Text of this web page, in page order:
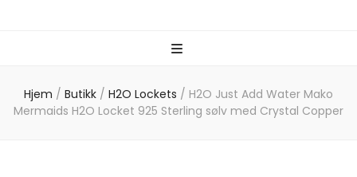
Hjem / Butikk / H2O Lockets / H2O Just Add Water Mako
Mermaids H2O Locket 925 Sterling sølv med Crystal Copper